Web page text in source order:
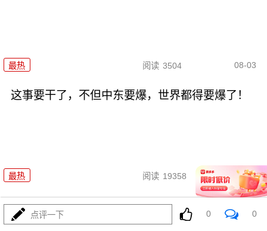
最热 阅读 3504 08-03
这事要干了，不但中东要爆，世界都得要爆了！
最热 阅读 19358 08-02
全世界都倒吸一口凉气，特朗普却在家偷偷P图？
点评一下 0 0